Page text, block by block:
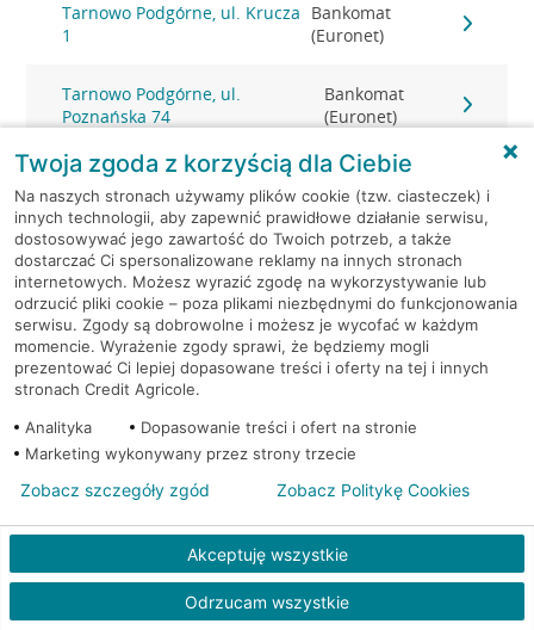
Tarnowo Podgórne, ul. Krucza
1
Bankomat
(Euronet)
Tarnowo Podgórne, ul.
Poznańska 74
Bankomat
(Euronet)
Tarnowo Podgórne, ul.
Poznańska 74
Bankomat
(Euronet)
Tulce, ul. Fiołkowa 1 Bankomat (Euronet)
Kredyt gotówkowy na Twoje
Twoja zgoda z korzyścią dla Ciebie
Na naszych stronach używamy plików cookie (tzw. ciasteczek) i
innych technologii, aby zapewnić prawidłowe działanie serwisu,
dostosowywać jego zawartość do Twoich potrzeb, a także
dostarczać Ci spersonalizowane reklamy na innych stronach
internetowych. Możesz wyrazić zgodę na wykorzystywanie lub
odrzucić pliki cookie – poza plikami niezbędnymi do funkcjonowania
serwisu. Zgody są dobrowolne i możesz je wycofać w każdym
momencie. Wyrażenie zgody sprawi, że będziemy mogli
prezentować Ci lepiej dopasowane treści i oferty na tej i innych
stronach Credit Agricole.
Analityka
Dopasowanie treści i ofert na stronie
Marketing wykonywany przez strony trzecie
Akceptuję wszystkie
Odrzucam wszystkie
Zobacz szczegóły zgód Zobacz Politykę Cookies